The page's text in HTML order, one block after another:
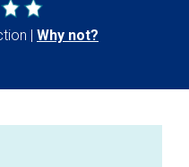
Why not?